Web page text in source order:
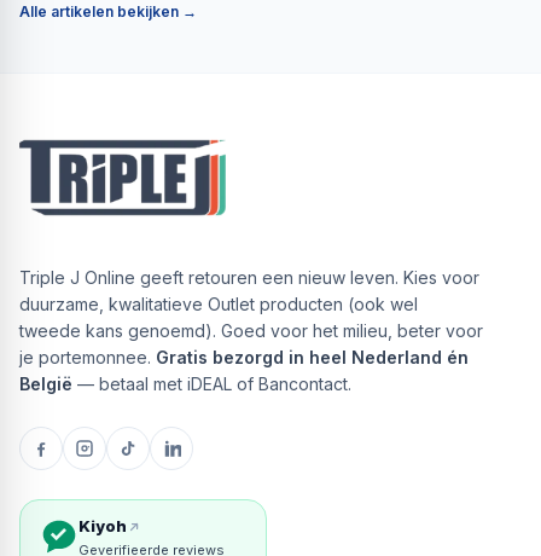
Alle artikelen bekijken →
Triple J Online geeft retouren een nieuw leven. Kies voor
duurzame, kwalitatieve Outlet producten (ook wel
tweede kans genoemd). Goed voor het milieu, beter voor
je portemonnee. Gratis bezorgd in heel Nederland én
België — betaal met iDEAL of Bancontact.
Kiyoh
Geverifieerde reviews